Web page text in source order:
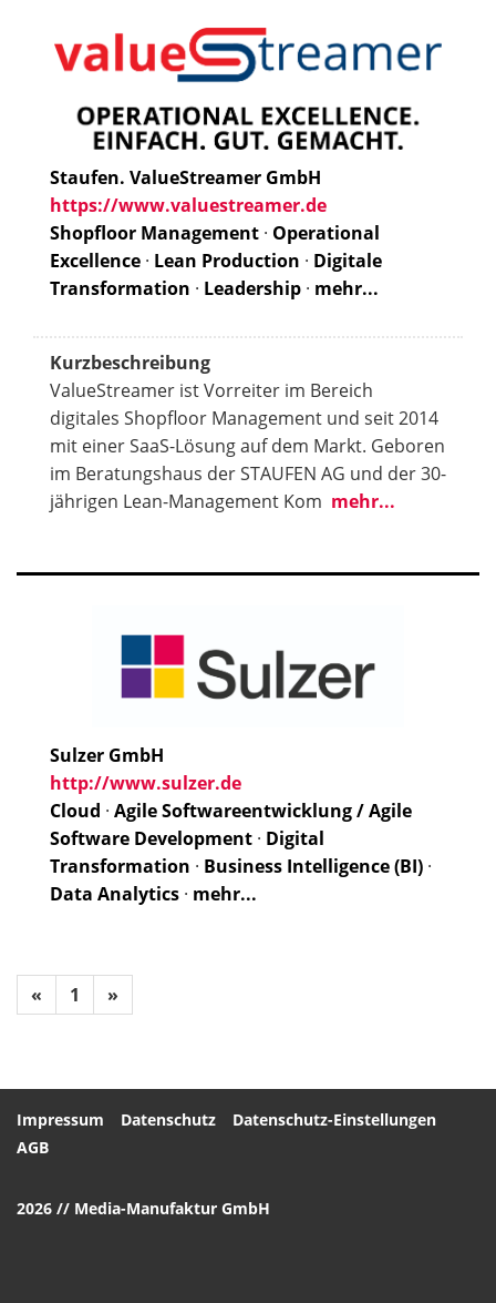
Staufen. ValueStreamer GmbH
https://www.valuestreamer.de
Shopfloor Management · Operational
Excellence · Lean Production · Digitale
Transformation · Leadership · mehr...
Kurzbeschreibung
ValueStreamer ist Vorreiter im Bereich
digitales Shopfloor Management und seit 2014
mit einer SaaS-Lösung auf dem Markt. Geboren
im Beratungshaus der STAUFEN AG und der 30-
jährigen Lean-Management Kom mehr...
Sulzer GmbH
http://www.sulzer.de
Cloud · Agile Softwareentwicklung / Agile
Software Development · Digital
Transformation · Business Intelligence (BI) ·
Data Analytics · mehr...
« 1 »
Impressum Datenschutz
Datenschutz-Einstellungen
AGB
2026 // Media-Manufaktur GmbH